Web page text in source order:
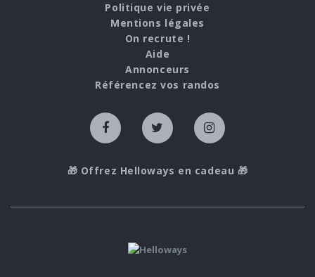
Politique vie privée
Mentions légales
On recrute !
Aide
Annonceurs
Référencez vos randos
🎁 Offrez Helloways en cadeau 🎁